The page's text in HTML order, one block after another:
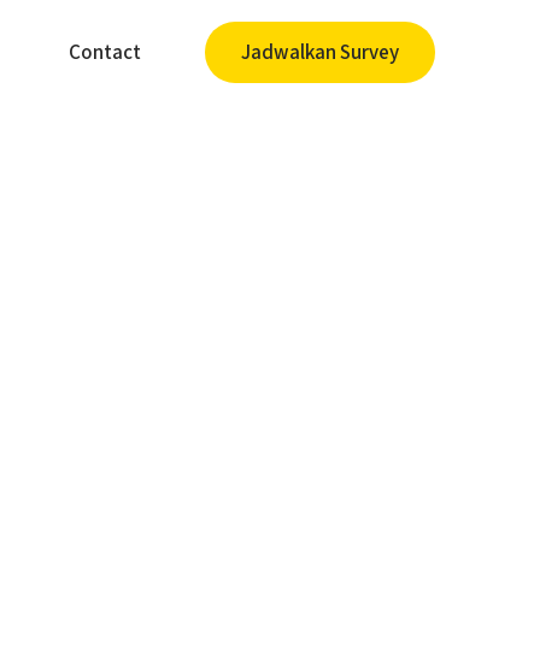
Contact Jadwalkan Survey